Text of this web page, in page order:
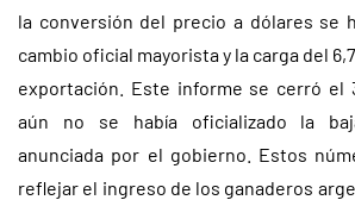
la conversión del precio a dólares se
cambio oficial mayorista y la carga del
exportación. Este informe se cerró el
aún no se había oficializado la
anunciada por el gobierno. Estos
reflejar el ingreso de los ganaderos